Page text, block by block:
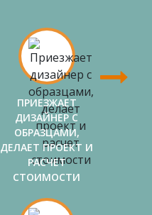
ПРИЕЗЖАЕТ
ДИЗАЙНЕР С
ОБРАЗЦАМИ,
ДЕЛАЕТ ПРОЕКТ И
РАСЧЕТ
СТОИМОСТИ